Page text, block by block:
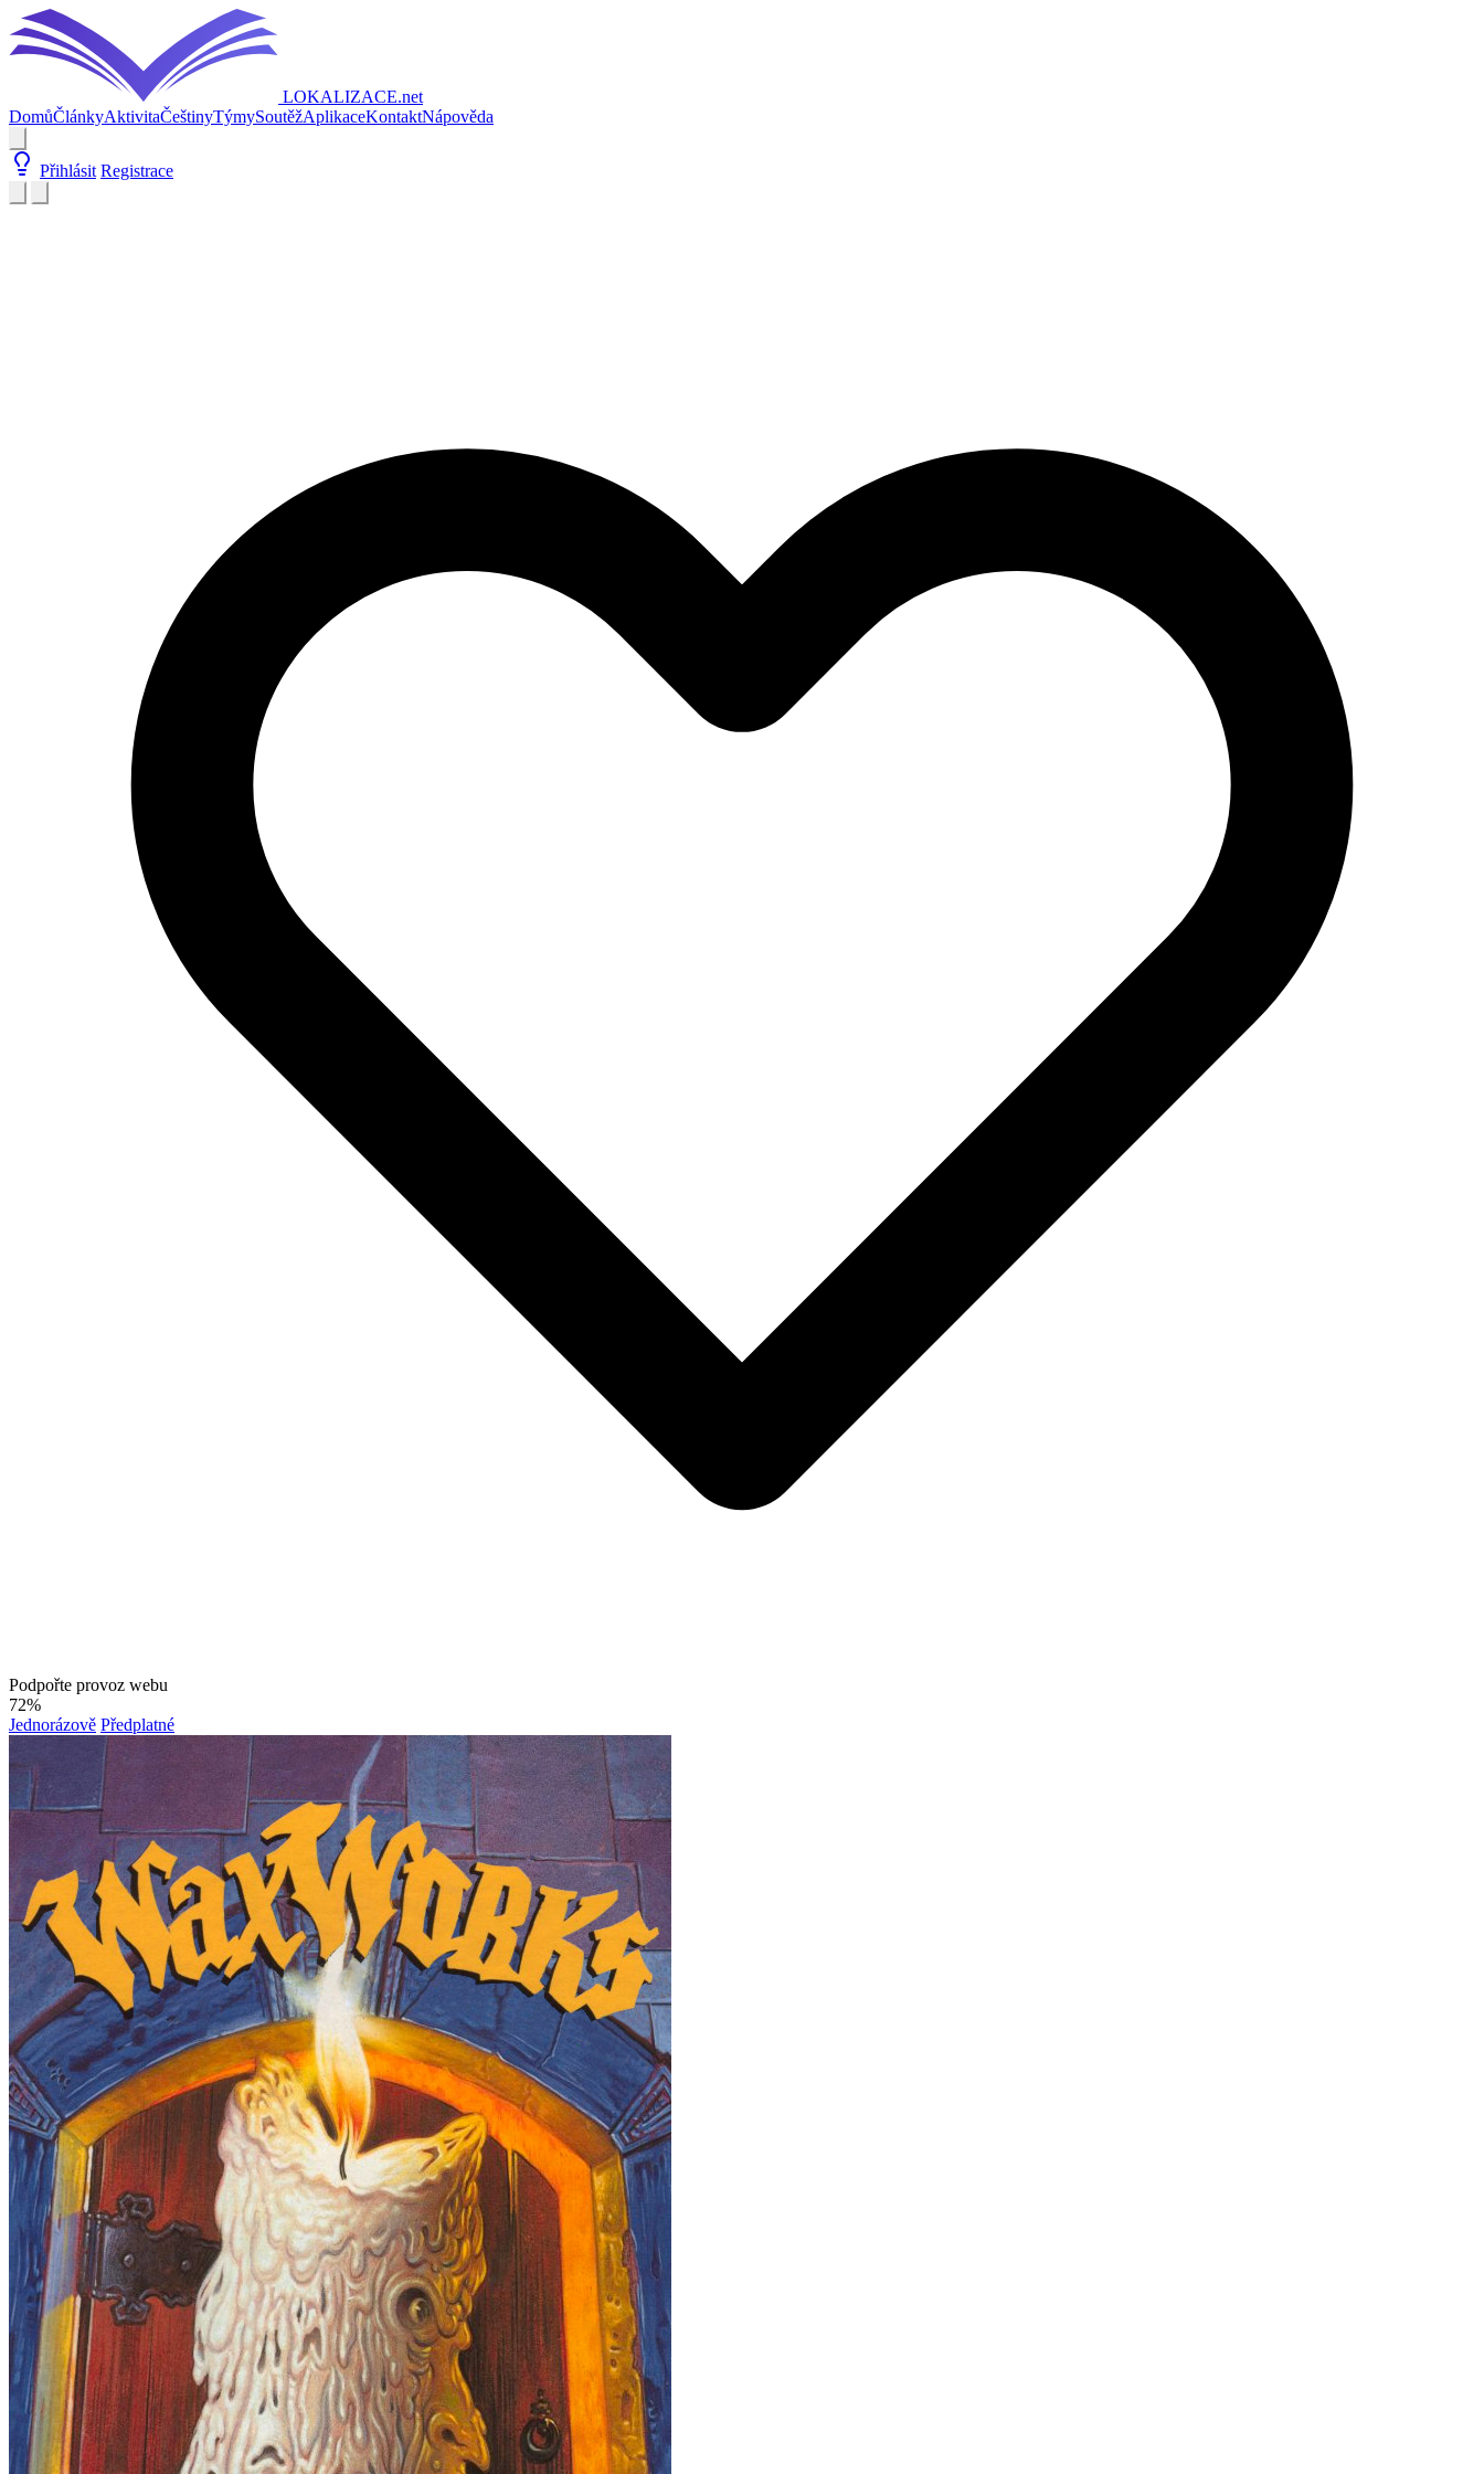
LOKALIZACE.net
DomůČlánkyAktivitaČeštinyTýmySoutěžAplikaceKontaktNápověda
Přihlásit Registrace
Podpořte provoz webu
72%
Jednorázově Předplatné